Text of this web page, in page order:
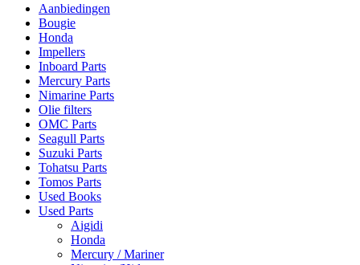
Aanbiedingen
Bougie
Honda
Impellers
Inboard Parts
Mercury Parts
Nimarine Parts
Olie filters
OMC Parts
Seagull Parts
Suzuki Parts
Tohatsu Parts
Tomos Parts
Used Books
Used Parts
Aigidi
Honda
Mercury / Mariner